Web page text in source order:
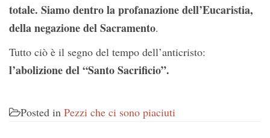
totale. Siamo dentro la profanazione dell’Eucaristia,
della negazione del Sacramento.
Tutto ciò è il segno del tempo dell’anticristo:
l’abolizione del “Santo Sacrificio”.
Posted in Pezzi che ci sono piaciuti